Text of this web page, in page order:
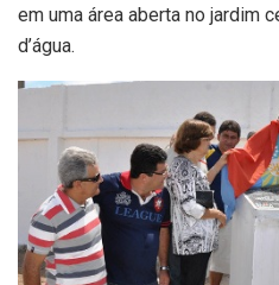
em uma área aberta no jardim
d’água.